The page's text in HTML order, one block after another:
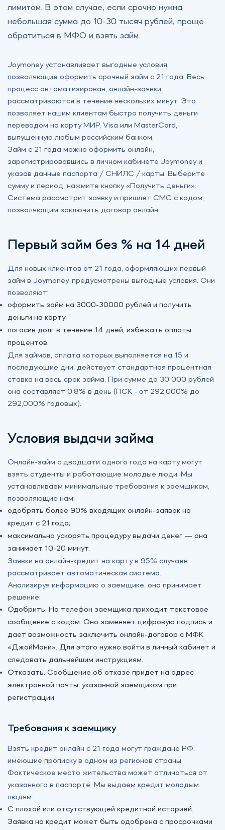
лимитом. В этом случае, если срочно нужна
небольшая сумма до 10-30 тысяч рублей, проще
обратиться в МФО и взять займ.
Joymoney устанавливает выгодные условия,
позволяющие оформить срочный займ с 21 года. Весь
процесс автоматизирован, онлайн-заявки
рассматриваются в течение нескольких минут. Это
позволяет нашим клиентам быстро получить деньги
переводом на карту МИР, Visa или MasterCard,
выпущенную любым российским банком.
Займ с 21 года можно оформить онлайн,
зарегистрировавшись в личном кабинете Joymoney и
указав данные паспорта / СНИЛС / карты. Выберите
сумму и период, нажмите кнопку «‎Получить деньги».
Система рассмотрит заявку и пришлет СМС с кодом,
позволяющим заключить договор онлайн.
Первый займ без % на 14 дней
Для новых клиентов от 21 года, оформляющих первый
займ в Joymoney, предусмотрены выгодные условия. Они
позволяют:
оформить займ на 3000-30000 рублей и получить
деньги на карту;
погасив долг в течение 14 дней, избежать оплаты
процентов.
Для займов, оплата которых выполняется на 15 и
последующие дни, действует стандартная процентная
ставка на весь срок займа. При сумме до 30 000 рублей
она составляет 0,8% в день (ПСК - от 292,000% до
292,000% годовых).
Условия выдачи займа
Онлайн-займ с двадцати одного года на карту могут
взять студенты и работающие молодые люди. Мы
устанавливаем минимальные требования к заемщикам,
позволяющие нам:
одобрять более 90% входящих онлайн-заявок на
кредит с 21 года;
максимально ускорять процедуру выдачи денег — она
занимает 10-20 минут.
Заявки на онлайн-кредит на карту в 95% случаев
рассматривает автоматическая система.
Анализируя информацию о заемщике, она принимает
решение:
Одобрить. На телефон заемщика приходит текстовое
сообщение с кодом. Оно заменяет цифровую подпись и
дает возможность заключить онлайн-договор с МФК
«‎ДжойМани». Для этого нужно войти в личный кабинет и
следовать дальнейшим инструкциям.
Отказать. Сообщение об отказе придет на адрес
электронной почты, указанной заемщиком при
регистрации.
Требования к заемщику
Взять кредит онлайн с 21 года могут граждане РФ,
имеющие прописку в одном из регионов страны.
Фактическое место жительства может отличаться от
указанного в паспорте. Мы выдаем кредит молодым
людям:
С плохой или отсутствующей кредитной историей.
Заявка на кредит может быть одобрена с просрочками